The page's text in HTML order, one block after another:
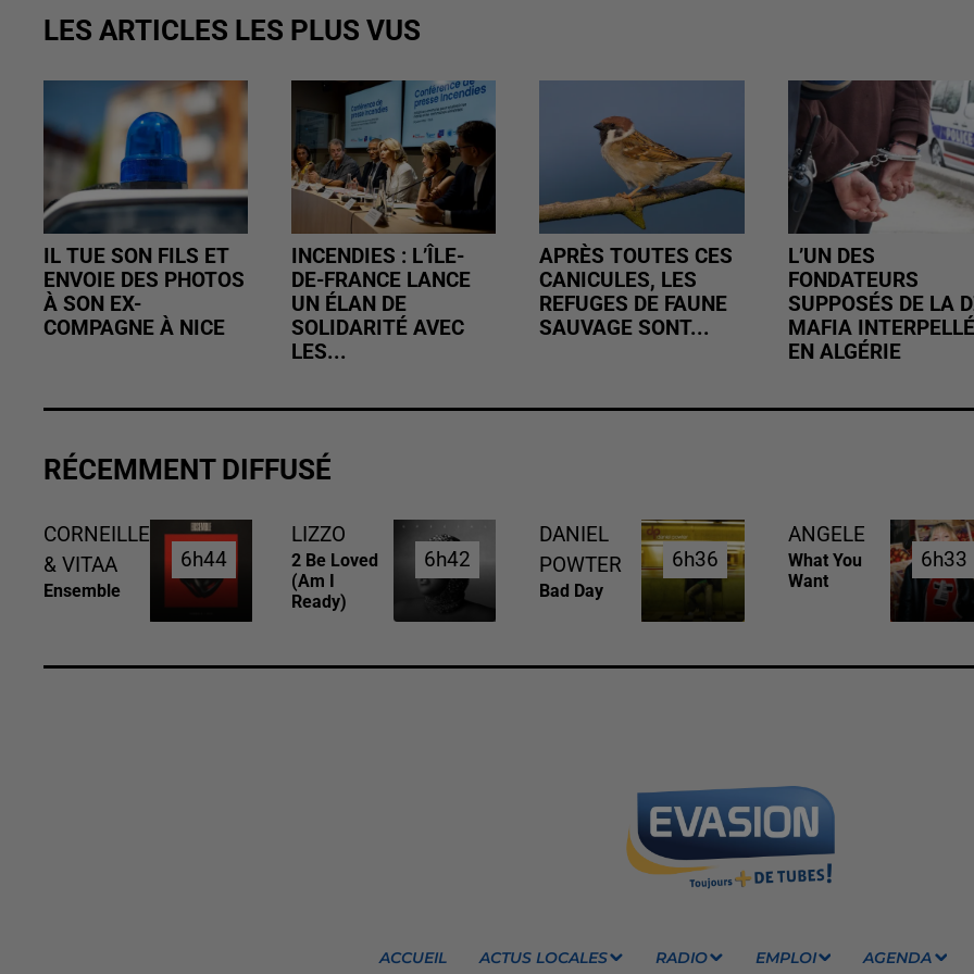
LES ARTICLES LES PLUS VUS
IL TUE SON FILS ET
ENVOIE DES PHOTOS
À SON EX-
COMPAGNE À NICE
INCENDIES : L’ÎLE-
DE-FRANCE LANCE
UN ÉLAN DE
SOLIDARITÉ AVEC
LES...
APRÈS TOUTES CES
CANICULES, LES
REFUGES DE FAUNE
SAUVAGE SONT...
L’UN DES
FONDATEURS
SUPPOSÉS DE LA
MAFIA INTERPELLÉ
EN ALGÉRIE
RÉCEMMENT DIFFUSÉ
CORNEILLE
& VITAA
Ensemble
6h44
6h44
LIZZO
2 Be Loved
(am I
Ready)
6h42
6h42
DANIEL
POWTER
Bad Day
6h36
6h36
ANGELE
What You
Want
6h33
6h33
ACCUEIL ACTUS LOCALES RADIO EMPLOI AGENDA